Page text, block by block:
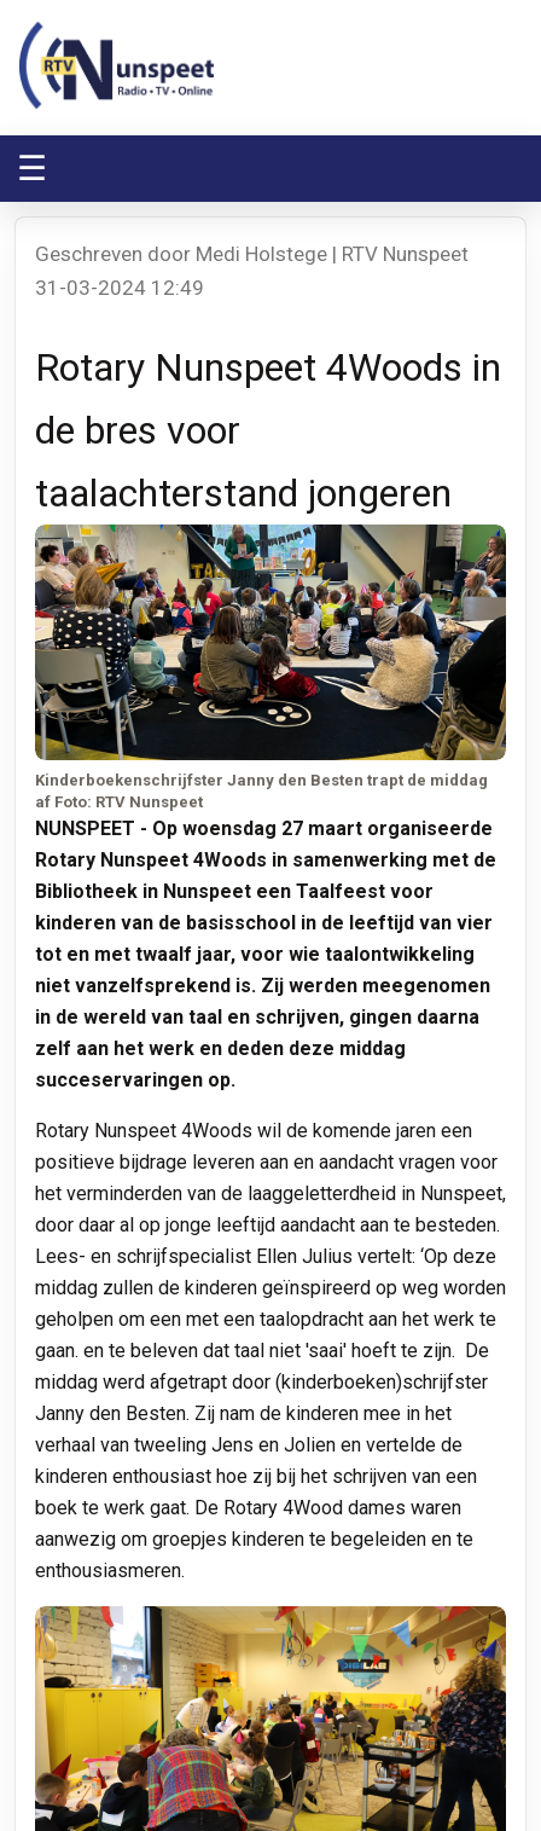
☰
Geschreven door Medi Holstege | RTV Nunspeet
31-03-2024 12:49
Rotary Nunspeet 4Woods in
de bres voor
taalachterstand jongeren
Kinderboekenschrijfster Janny den Besten trapt de middag
af Foto: RTV Nunspeet
NUNSPEET - Op woensdag 27 maart organiseerde
Rotary Nunspeet 4Woods in samenwerking met de
Bibliotheek in Nunspeet een Taalfeest voor
kinderen van de basisschool in de leeftijd van vier
tot en met twaalf jaar, voor wie taalontwikkeling
niet vanzelfsprekend is. Zij werden meegenomen
in de wereld van taal en schrijven, gingen daarna
zelf aan het werk en deden deze middag
succeservaringen op.
Rotary Nunspeet 4Woods wil de komende jaren een
positieve bijdrage leveren aan en aandacht vragen voor
het verminderden van de laaggeletterdheid in Nunspeet,
door daar al op jonge leeftijd aandacht aan te besteden.
Lees- en schrijfspecialist Ellen Julius vertelt: ‘Op deze
middag zullen de kinderen geïnspireerd op weg worden
geholpen om een met een taalopdracht aan het werk te
gaan. en te beleven dat taal niet 'saai' hoeft te zijn. De
middag werd afgetrapt door (kinderboeken)schrijfster
Janny den Besten. Zij nam de kinderen mee in het
verhaal van tweeling Jens en Jolien en vertelde de
kinderen enthousiast hoe zij bij het schrijven van een
boek te werk gaat. De Rotary 4Wood dames waren
aanwezig om groepjes kinderen te begeleiden en te
enthousiasmeren.